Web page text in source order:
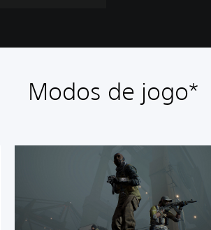
Modos de jogo*